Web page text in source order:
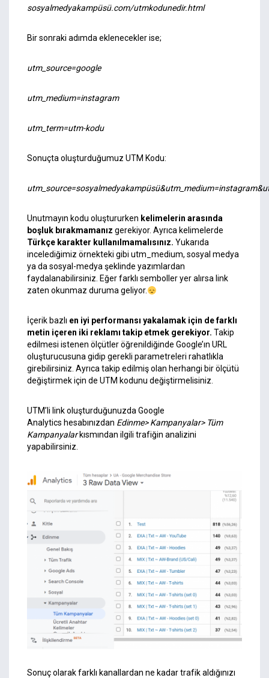
sosyalmedyakampüsü.com/utmkodunedir.html
Bir sonraki adımda eklenecekler ise;
utm_source=google
utm_medium=instagram
utm_term=utm-kodu
Sonuçta oluşturduğumuz UTM Kodu:
Unutmayın kodu oluştururken kelimelerin arasında
boşluk bırakmamanız gerekiyor. Ayrıca kelimelerde
Türkçe karakter kullanılmamalısınız. Yukarıda
incelediğimiz örnekteki gibi utm_medium, sosyal medya
ya da sosyal-medya şeklinde yazımlardan
faydalanabilirsiniz. Eğer farklı semboller yer alırsa link
zaten okunmaz duruma geliyor.
İçerik bazlı en iyi performansı yakalamak için de farklı
metin içeren iki reklamı takip etmek gerekiyor. Takip
edilmesi istenen ölçütler öğrenildiğinde Google’ın URL
oluşturucusuna gidip gerekli parametreleri rahatlıkla
girebilirsiniz. Ayrıca takip edilmiş olan herhangi bir ölçütü
değiştirmek için de UTM kodunu değiştirmelisiniz.
UTM’li link oluşturduğunuzda Google
Analytics hesabınızdan Edinme> Kampanyalar> Tüm
Kampanyalarkısmından ilgili trafiğin analizini
yapabilirsiniz.
Sonuç olarak farklı kanallardan ne kadar trafik aldığınızı